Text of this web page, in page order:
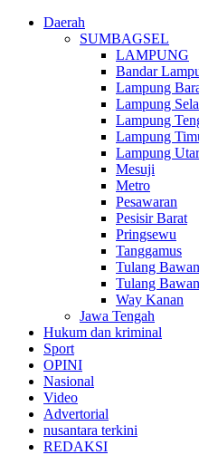
Daerah
SUMBAGSEL
LAMPUNG
Bandar
Lampung
Lampung
Lampung
Lampung
Lampung
Mesuji
Metro
Pesawaran
Pesisir Barat
Pringsewu
Tanggamus
Tulang
Tulang
Way Kanan
Jawa Tengah
Hukum dan kriminal
Sport
OPINI
Nasional
Video
Advertorial
nusantara terkini
REDAKSI